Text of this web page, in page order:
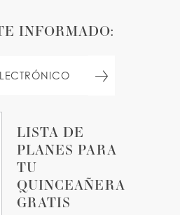
LISTA DE
PLANES PARA
TU
QUINCEAÑERA
GRATIS
INFORMADO: